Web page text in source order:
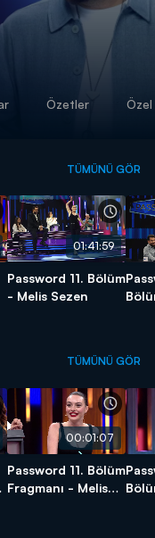
Özetler
TÜMÜNÜ GÖR
01:41:59
Password 11. Bölüm
- Melis Sezen
TÜMÜNÜ GÖR
00:01:07
Password 11. Bölüm
Fragmanı - Melis